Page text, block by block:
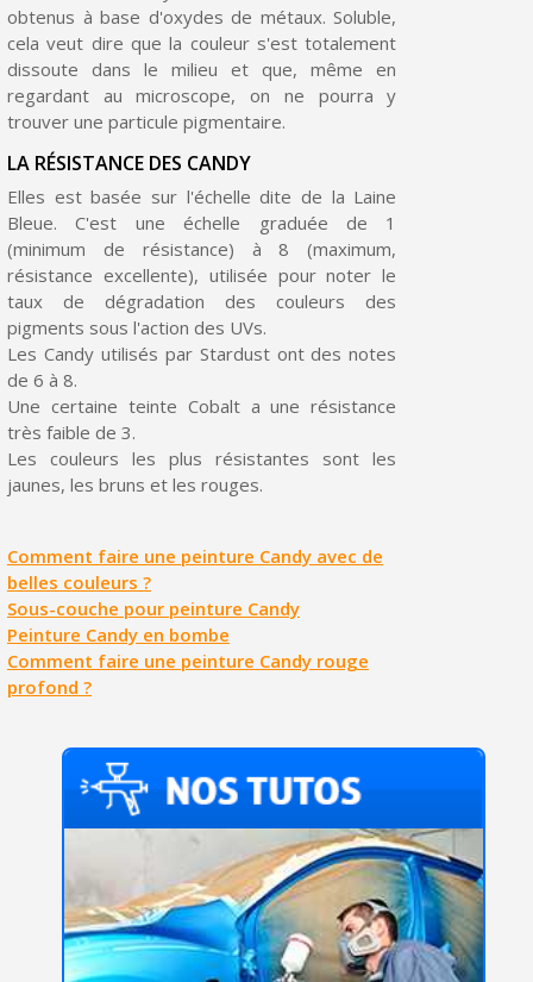
Livraison sous 24 h en France Métropolitaine
Retour produits sous 14 jours
Réduction de 5€ sur la première commande
10€ de bon d'achat pour chaque parrainage
Inscription à la newsletter : 5€ de réduction
obtenus à base d'oxydes de métaux. Soluble,
cela veut dire que la couleur s'est totalement
dissoute dans le milieu et que, même en
regardant au microscope, on ne pourra y
trouver une particule pigmentaire.
LA RÉSISTANCE DES CANDY
Elles est basée sur l'échelle dite de la Laine
Bleue. C'est une échelle graduée de 1
(minimum de résistance) à 8 (maximum,
résistance excellente), utilisée pour noter le
taux de dégradation des couleurs des
pigments sous l'action des UVs.
Les Candy utilisés par Stardust ont des notes
de 6 à 8.
Une certaine teinte Cobalt a une résistance
très faible de 3.
Les couleurs les plus résistantes sont les
jaunes, les bruns et les rouges.
Comment faire une peinture Candy avec de
belles couleurs ?
Sous-couche pour peinture Candy
Peinture Candy en bombe
Comment faire une peinture Candy rouge
profond ?